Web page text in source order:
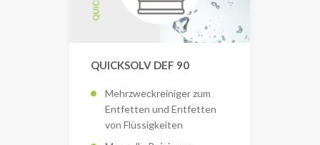
QUICKSOLV DEF 90
Mehrzweckreiniger zum
Entfetten und Entfetten
von Flüssigkeiten